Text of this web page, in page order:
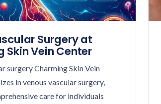
Surgery at
Skin Vein Center
surgery Charming Skin Vein
in venous vascular surgery,
care for individuals